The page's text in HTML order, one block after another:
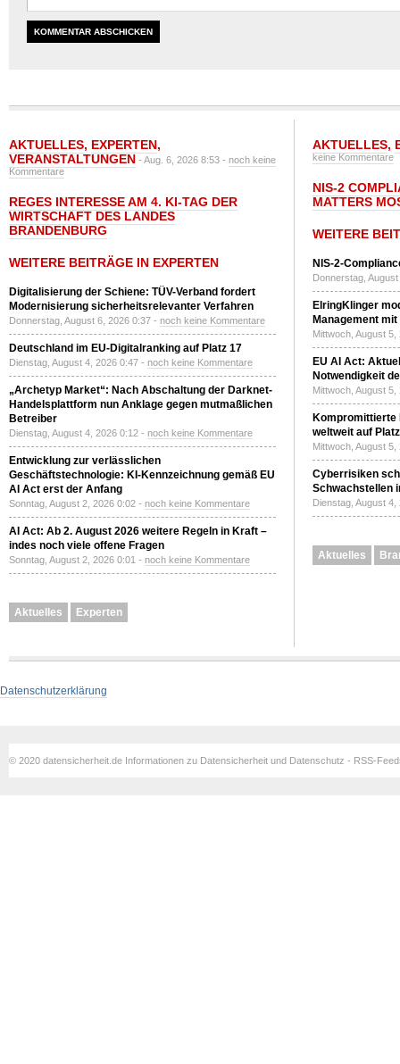
AKTUELLES, EXPERTEN,
VERANSTALTUNGEN - Aug. 6, 2026 8:53 - noch keine
Kommentare
REGES INTERESSE AM 4. KI-TAG DER
WIRTSCHAFT DES LANDES
BRANDENBURG
WEITERE BEITRÄGE IN EXPERTEN
Digitalisierung der Schiene: TÜV-Verband fordert
Modernisierung sicherheitsrelevanter Verfahren
Donnerstag, August 6, 2026 0:37 - noch keine Kommentare
Deutschland im EU-Digitalranking auf Platz 17
Dienstag, August 4, 2026 0:47 - noch keine Kommentare
„Archetyp Market“: Nach Abschaltung der Darknet-
Handelsplattform nun Anklage gegen mutmaßlichen
Betreiber
Dienstag, August 4, 2026 0:12 - noch keine Kommentare
Entwicklung zur verlässlichen
Geschäftstechnologie: KI-Kennzeichnung gemäß EU
AI Act erst der Anfang
Sonntag, August 2, 2026 0:02 - noch keine Kommentare
AI Act: Ab 2. August 2026 weitere Regeln in Kraft –
indes noch viele offene Fragen
Sonntag, August 2, 2026 0:01 - noch keine Kommentare
Aktuelles Experten
AKTUELLES,
keine Kommentare
NIS-2
MATTERS
WEITERE
NIS-2-
Donnerstag,
ElringKlinger
Management
Mittwoch, August
EU AI Act:
Notwendigkeit
Mittwoch, August
Kompromittierte
weltweit auf
Mittwoch, August
Cyberrisiken
Schwachstellen
Dienstag, August
Aktuelles
Datenschutzerklärung
© 2020 datensicherheit.de Informationen zu Datensicherheit und Datenschutz - RSS-